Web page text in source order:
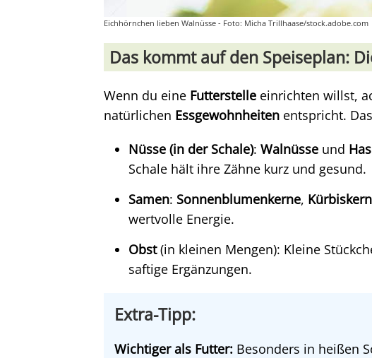
Eichhörnchen lieben Walnüsse - Foto: Micha Trillhaase/stock.adobe.com
Das kommt auf den Speiseplan:
Wenn du eine Futterstelle einrichten willst,
natürlichen Essgewohnheiten entspricht.
Nüsse (in der Schale): Walnüsse und
Schale hält ihre Zähne kurz und gesund.
Samen: Sonnenblumenkerne,
wertvolle Energie.
Obst(in kleinen Mengen): Kleine
saftige Ergänzungen.
Extra-Tipp:
Wichtiger als Futter: Besonders in heißen